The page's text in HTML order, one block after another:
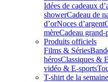
Idées de cadeaux
showerCadeau de
d’orNoces d’argent
mèreCadeau grand-
Produits officiels
Films & Séries
hérosClassiques &
vidéo & E-sports
T-shirt de la semaine